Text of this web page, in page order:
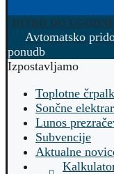
HITRO DO
Avtomatsko
ponudb
Izpostavljamo
Toplotne
Sončne
Lunos
Subvencije
Aktualne